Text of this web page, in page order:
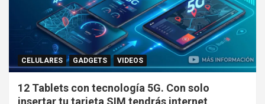
CELULARES GADGETS VIDEOS
12 Tablets con tecnología 5G. Con solo
insertar tu tarjeta SIM tendrás internet